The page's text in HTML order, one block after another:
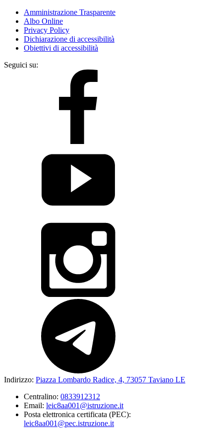
Amministrazione Trasparente
Albo Online
Privacy Policy
Dichiarazione di accessibilità
Obiettivi di accessibilità
Seguici su:
Indirizzo: Piazza Lombardo Radice, 4, 73057 Taviano LE
Centralino: 0833912312
Email: leic8aa001@istruzione.it
Posta elettronica certificata (PEC):
leic8aa001@pec.istruzione.it